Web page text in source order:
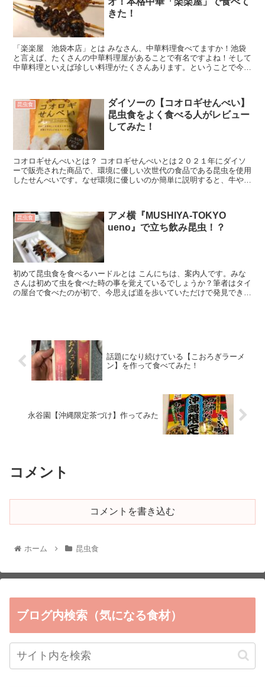
きた！
「楽楽屋 池袋本店」とは みなさん、中華料理食べてますか！池袋
と言えば、たくさんの中華料理屋があることで有名ですよね！そして
中華料理といえば珍しい料理がたくさんあります。ということで今回
昆虫食
ダイソーの【コオロギせんべい】
昆虫食をよく食べる人がレビュー
してみた！
コオロギせんべいとは？ コオロギせんべいとは２０２１年にダイソ
ーで販売された商品で、環境に優しい次世代の食品である昆虫を使用
したせんべいです。なぜ環境に優しいのか簡単に説明すると、牛や豚
昆虫食
アメ横『MUSHIYA-TOKYO
ueno』で立ち飲み昆虫！？
初めて昆虫食を食べるハードルとは こんにちは、案内人です。みな
さんは初めて虫を食べた時の事を覚えているでしょうか？筆者はタイ
の屋台で食べたのが初で、今思えば道を歩いていただけで発見できた
話題になり続けている【こおろぎラーメ
ン】を作って食べてみた！
永谷園【沖縄限定茶づけ】作ってみた
コメント
コメントを書き込む
ホーム 昆虫食
ブログ内検索（気になる食材）